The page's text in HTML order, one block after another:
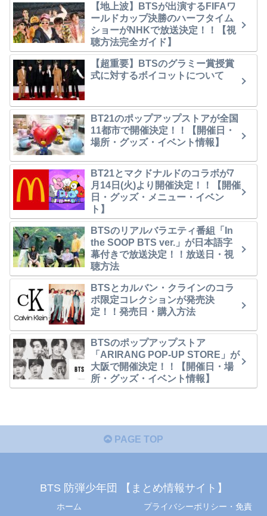
【地上波】BTSが出演するFIFAワ
ールドカップ決勝のハーフタイム
ショーがNHKで放送決定！！【視
聴方法完全ガイド】
【超重要】BTSのグラミー賞授賞
式に対するボイコットについて
BT21のポップアップストアが全国
11都市で開催決定！！【開催日・
場所・グッズ・イベント情報】
BT21とマクドナルドのコラボが7
月14日(火)より開催決定！！【開催
日・グッズ・メニュー・イベン
ト】
BTSのリアルバラエティ番組「In
the SOOP BTS ver.」が日本語字
幕付きで放送決定！！放送日・視
聴方法
BTSとカルバン・クラインのコラ
ボ限定コレクションが発売決
定！！発売日・購入方法
BTSのポップアップストア
「ARIRANG POP-UP STORE」が
大阪で開催決定！！【開催日・場
所・グッズ・イベント情報】
PAGE TOP
BTS 防弾少年団 【まとめ情報サイト】
ホーム プライバシーポリシー・免責